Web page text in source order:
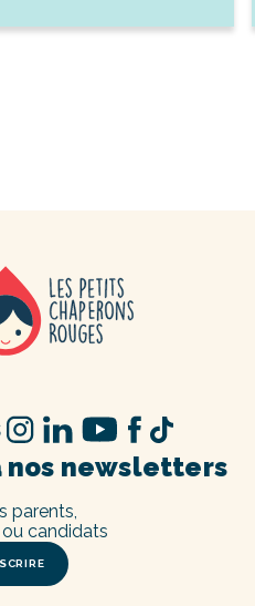
nos newsletters
parents,
candidats